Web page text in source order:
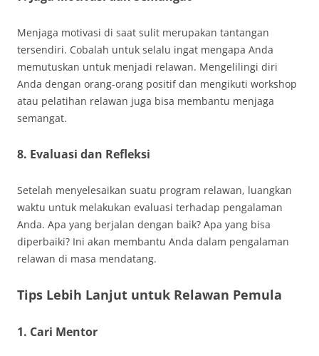
Menjaga motivasi di saat sulit merupakan tantangan
tersendiri. Cobalah untuk selalu ingat mengapa Anda
memutuskan untuk menjadi relawan. Mengelilingi diri
Anda dengan orang-orang positif dan mengikuti workshop
atau pelatihan relawan juga bisa membantu menjaga
semangat.
8. Evaluasi dan Refleksi
Setelah menyelesaikan suatu program relawan, luangkan
waktu untuk melakukan evaluasi terhadap pengalaman
Anda. Apa yang berjalan dengan baik? Apa yang bisa
diperbaiki? Ini akan membantu Anda dalam pengalaman
relawan di masa mendatang.
Tips Lebih Lanjut untuk Relawan Pemula
1. Cari Mentor